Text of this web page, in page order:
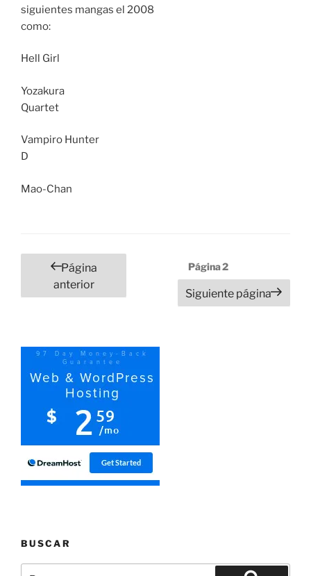
siguientes mangas el 2008
como:
Hell Girl
Yozakura
Quartet
Vampiro Hunter
D
Mao-Chan
Paginación
entradas
Página
anterior
Página2
Siguiente página
BUSCAR